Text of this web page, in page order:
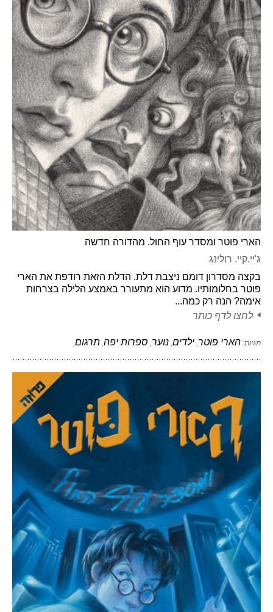
הארי פוטר ומסדר עוף החול. מהדורה חדשה
ג'יי.קיי. רולינג
בקצה מסדרון דומם ניצבת דלת. הדלת הזאת רודפת את הארי
פוטר בחלומותיו. מדוע הוא מתעורר באמצע הלילה בצרחות
אימה? הנה רק כמה...
לחצו לדף כותר
תגיות: הארי פוטר, ילדים, נוער, ספרות יפה, תרגום,